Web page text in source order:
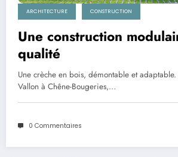
ARCHITECTURE CONSTRUCTION
Une construction
qualité
Une crèche en bois, démontable et
Vallon à Chêne-Bougeries,…
0 Commentaires